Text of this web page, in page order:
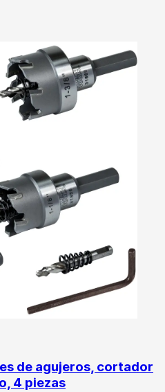
de agujeros, cortador
4 piezas